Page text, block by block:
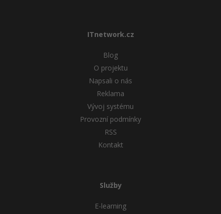
ITnetwork.cz
Blog
O projektu
Napsali o nás
Reklama
Vývoj systému
Provozní podmínky
RSS
Kontakt
Služby
E-learning